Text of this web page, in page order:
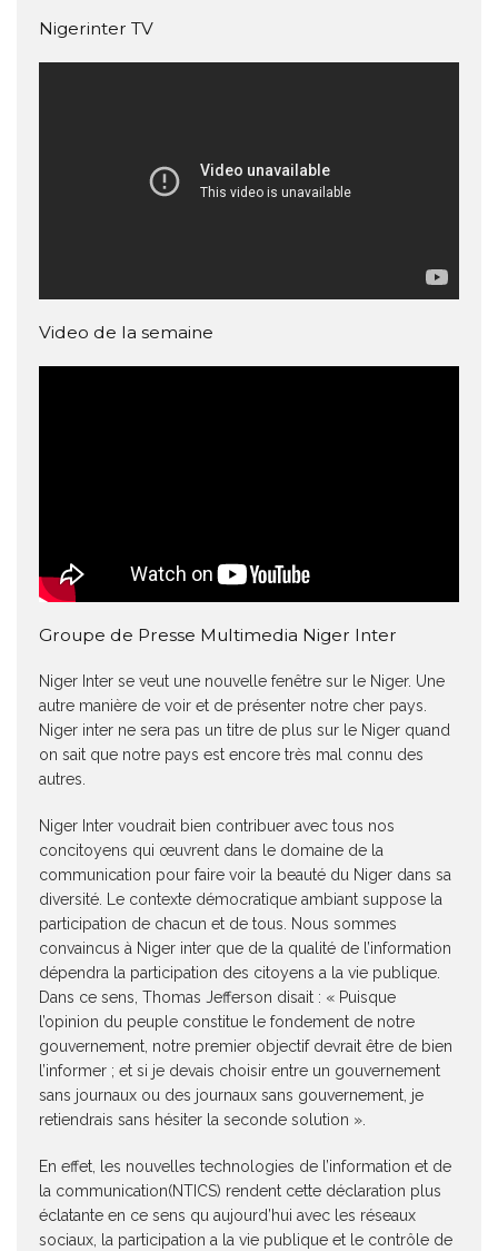
Nigerinter TV
Video de la semaine
Groupe de Presse Multimedia Niger Inter
Niger Inter se veut une nouvelle fenêtre sur le Niger. Une
autre manière de voir et de présenter notre cher pays.
Niger inter ne sera pas un titre de plus sur le Niger quand
on sait que notre pays est encore très mal connu des
autres.
Niger Inter voudrait bien contribuer avec tous nos
concitoyens qui œuvrent dans le domaine de la
communication pour faire voir la beauté du Niger dans sa
diversité. Le contexte démocratique ambiant suppose la
participation de chacun et de tous. Nous sommes
convaincus à Niger inter que de la qualité de l’information
dépendra la participation des citoyens a la vie publique.
Dans ce sens, Thomas Jefferson disait : « Puisque
l’opinion du peuple constitue le fondement de notre
gouvernement, notre premier objectif devrait être de bien
l’informer ; et si je devais choisir entre un gouvernement
sans journaux ou des journaux sans gouvernement, je
retiendrais sans hésiter la seconde solution ».
En effet, les nouvelles technologies de l’information et de
la communication(NTICS) rendent cette déclaration plus
éclatante en ce sens qu aujourd’hui avec les réseaux
sociaux, la participation a la vie publique et le contrôle de